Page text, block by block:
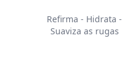
Refirma - Hidrata -
Suaviza as rugas